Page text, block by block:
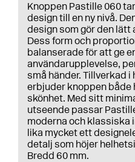
Knoppen Pastille 060
design till en ny nivå.
design som gör den lätt
Dess form och
balanserade för att ge
användarupplevelse,
små händer. Tillverkad
erbjuder knoppen både
skönhet. Med sitt
utseende passar
moderna och klassiska
lika mycket ett
detalj som höjer
Bredd 60 mm.